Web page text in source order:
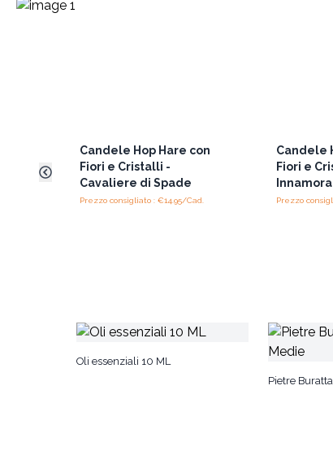
Candele Hop Hare con
Fiori e Cristalli -
Cavaliere di Spade
Prezzo consigliato : €14.95/Cad.
Candele
Fiori e
Prezzo
Oli essenziali 10 ML
Pietre